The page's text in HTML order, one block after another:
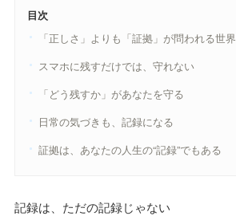
目次
「正しさ」よりも「証拠」が問われる世界
スマホに残すだけでは、守れない
「どう残すか」があなたを守る
日常の気づきも、記録になる
証拠は、あなたの人生の“記録”でもある
記録は、ただの記録じゃない